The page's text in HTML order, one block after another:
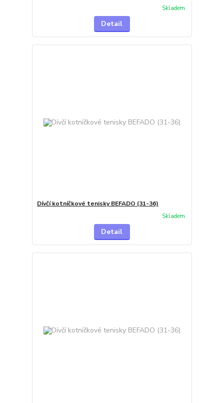
Skladem
Detail
Dívčí kotníčkové tenisky BEFADO (31-36)
Skladem
Detail